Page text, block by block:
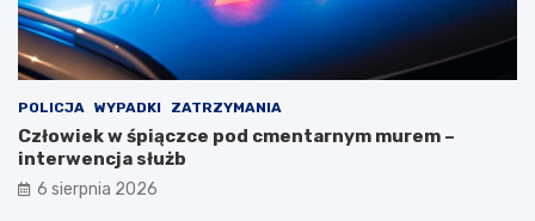
POLICJA WYPADKI ZATRZYMANIA
Człowiek w śpiączce pod cmentarnym murem –
interwencja służb
6 sierpnia 2026